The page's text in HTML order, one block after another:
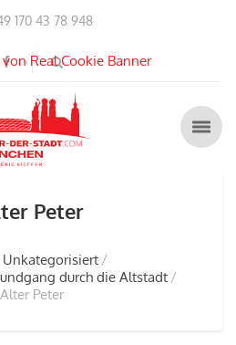
170 43 78 948
Peter
Unkategorisiert
durch die Altstadt
Alter Peter
Real Cookie Banner